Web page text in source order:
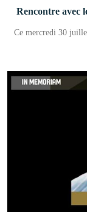
Rencontre avec
Ce mercredi 30